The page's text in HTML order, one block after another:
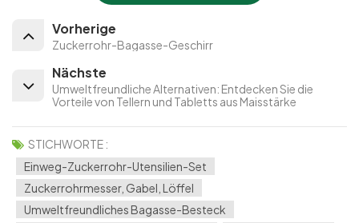
Vorherige
Zuckerrohr-Bagasse-Geschirr
Nächste
Umweltfreundliche Alternativen: Entdecken Sie die
Vorteile von Tellern und Tabletts aus Maisstärke
STICHWORTE :
Einweg-Zuckerrohr-Utensilien-Set
Zuckerrohrmesser, Gabel, Löffel
Umweltfreundliches Bagasse-Besteck